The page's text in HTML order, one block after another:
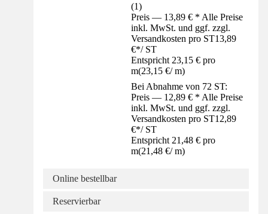
(1)
Preis — 13,89 € * Alle Preise
inkl. MwSt. und ggf. zzgl.
Versandkosten pro ST13,89
€*/ ST
Entspricht 23,15 € pro
m(23,15 €/ m)
Bei Abnahme von 72 ST:
Preis — 12,89 € * Alle Preise
inkl. MwSt. und ggf. zzgl.
Versandkosten pro ST12,89
€*/ ST
Entspricht 21,48 € pro
m(21,48 €/ m)
Online bestellbar
Reservierbar